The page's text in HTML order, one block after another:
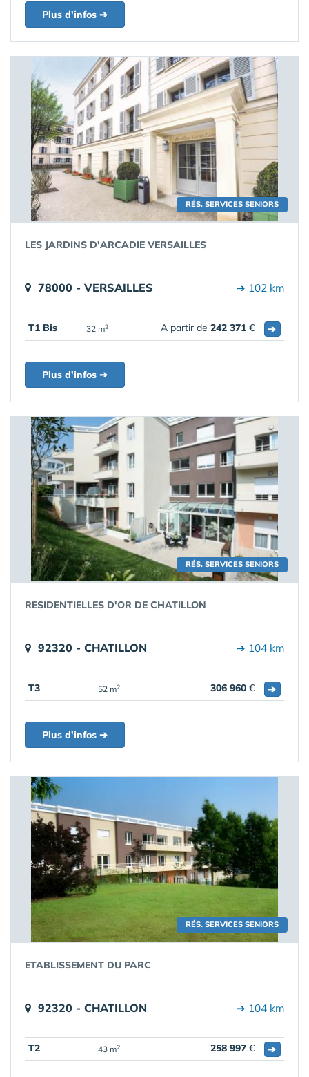
Plus d'infos ➔
RÉS. SERVICES SENIORS
LES JARDINS D'ARCADIE VERSAILLES
78000 - VERSAILLES ➔ 102 km
T1 Bis 32 m2 A partir de 242 371 € ➔
Plus d'infos ➔
RÉS. SERVICES SENIORS
RESIDENTIELLES D'OR DE CHATILLON
92320 - CHATILLON ➔ 104 km
T3 52 m2 306 960 € ➔
Plus d'infos ➔
RÉS. SERVICES SENIORS
ETABLISSEMENT DU PARC
92320 - CHATILLON ➔ 104 km
T2 43 m2 258 997 € ➔